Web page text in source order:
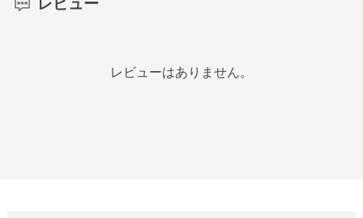
レビューはありません。